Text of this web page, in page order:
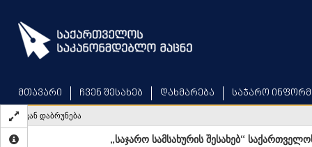
main
content
მთავარი ჩვენ შესახებ დახმარება საჯარო
უკან დაბრუნება
„საჯარო სამსახურის შესახებ“